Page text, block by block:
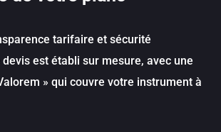
tarifaire et sécurité
est établi sur mesure, avec une
» qui couvre votre instrument à